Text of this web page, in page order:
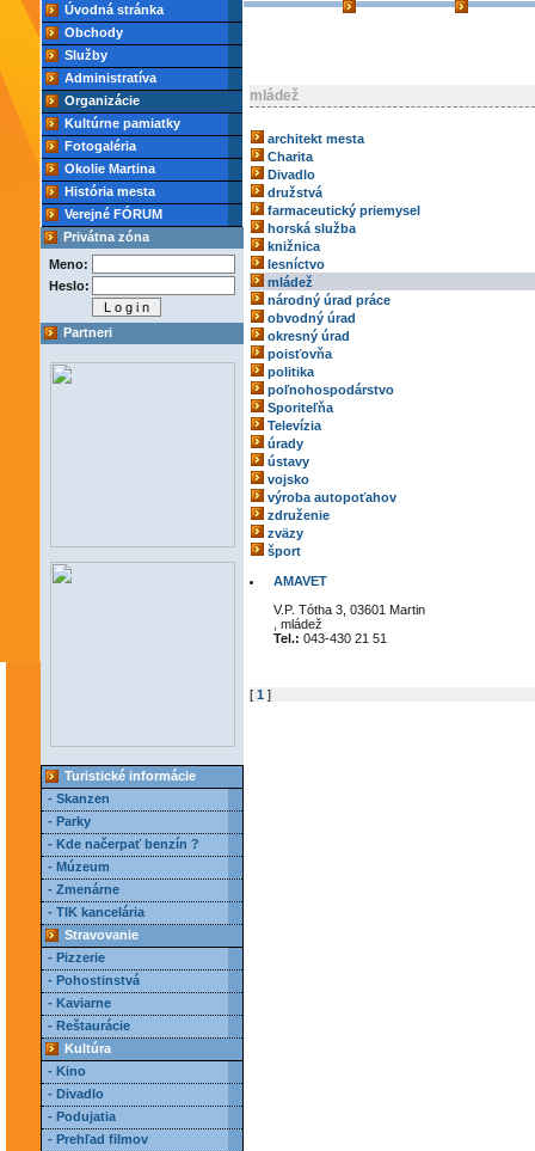
Úvodná stránka
Obchody
Služby
Administratíva
Organizácie
Kultúrne pamiatky
Fotogaléria
Okolie Martina
História mesta
Verejné FÓRUM
Privátna zóna
Meno:
Heslo:
Partneri
Turistické informácie
- Skanzen
- Parky
- Kde načerpať benzín ?
- Múzeum
- Zmenárne
- TIK kancelária
Stravovanie
- Pizzerie
- Pohostinstvá
- Kaviarne
- Reštaurácie
Kultúra
- Kino
- Divadlo
- Podujatia
- Prehľad filmov
mládež
architekt mesta
Charita
Divadlo
družstvá
farmaceutický priemysel
horská služba
knižnica
lesníctvo
mládež
národný úrad práce
obvodný úrad
okresný úrad
poisťovňa
politika
poľnohospodárstvo
Sporiteľňa
Televízia
úrady
ústavy
vojsko
výroba autopoťahov
združenie
zväzy
šport
AMAVET
V.P. Tótha 3, 03601 Martin
, mládež
Tel.: 043-430 21 51
[ 1 ]